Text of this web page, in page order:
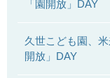
「園開放」DAY
久世こども園、
開放」DAY